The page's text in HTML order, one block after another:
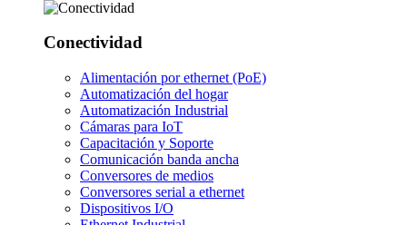
Conectividad
Alimentación por ethernet (PoE)
Automatización del hogar
Automatización Industrial
Cámaras para IoT
Capacitación y Soporte
Comunicación banda ancha
Conversores de medios
Conversores serial a ethernet
Dispositivos I/O